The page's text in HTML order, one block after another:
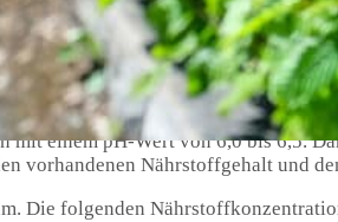
die sich gut als Hecke eignet. Um
Die Bodenbeschaffenheit spielt
einem pH-Wert von 6,0 bis 6,5.
vorhandenen Nährstoffgehalt und
Die folgenden